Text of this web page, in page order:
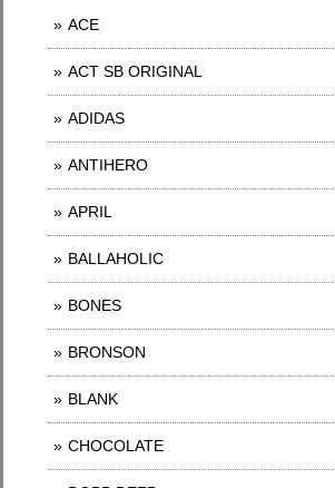
ACE
ACT SB ORIGINAL
ADIDAS
ANTIHERO
APRIL
BALLAHOLIC
BONES
BRONSON
BLANK
CHOCOLATE